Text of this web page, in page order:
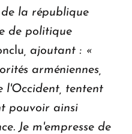
la république
de politique
, ajoutant : «
arméniennes,
l'Occident, tentent
pouvoir ainsi
Je m'empresse de